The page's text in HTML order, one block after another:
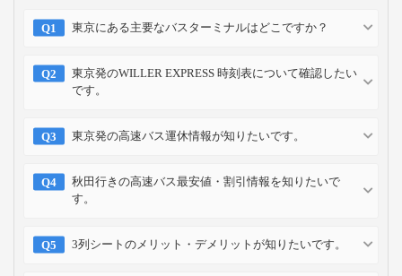
東京にある主要なバスターミナルはどこですか？
東京発のWILLER EXPRESS 時刻表について確認したい
です。
東京発の高速バス運休情報が知りたいです。
秋田行きの高速バス最安値・割引情報を知りたいで
す。
3列シートのメリット・デメリットが知りたいです。